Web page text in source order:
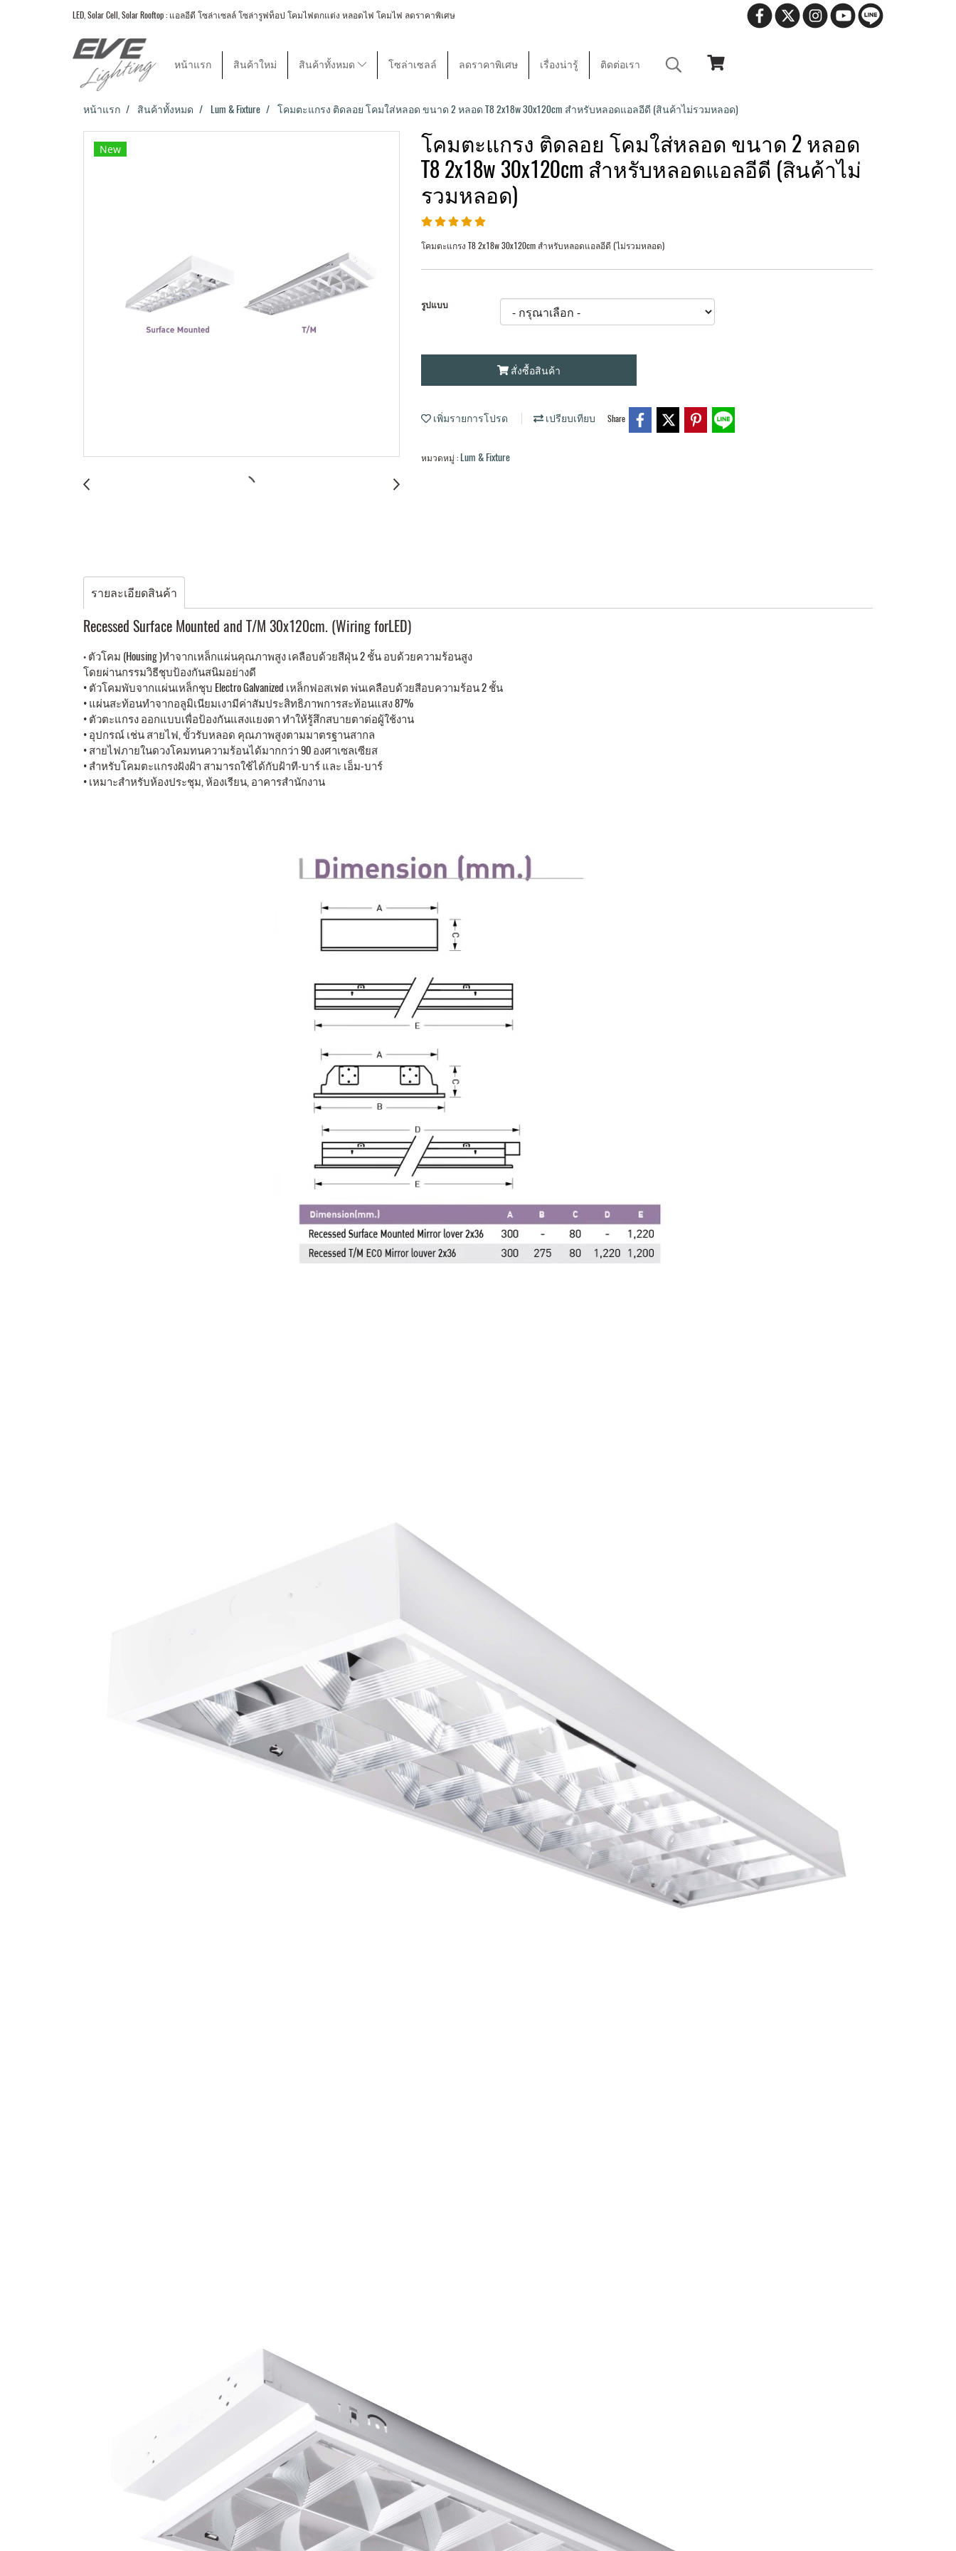
LED, Solar Cell, Solar Rooftop : แอลอีดี โซล่าเซลล์ โซล่ารูฟท็อป โคมไฟตกแต่ง หลอดไฟ โคมไฟ ลดราคาพิเศษ
หน้าแรก สินค้าใหม่ สินค้าทั้งหมด โซล่าเซลล์ ลดราคาพิเศษ เรื่องน่ารู้ ติดต่อเรา
หน้าแรก สินค้าทั้งหมด Lum & Fixture โคมตะแกรง ติดลอย โคมใส่หลอด ขนาด 2 หลอด T8 2x18w 30x120cm สำหรับหลอดแอลอีดี (สินค้าไม่รวมหลอด)
New
โคมตะแกรง ติดลอย โคมใส่หลอด ขนาด 2 หลอด
T8 2x18w 30x120cm สำหรับหลอดแอลอีดี (สินค้าไม่
รวมหลอด)
โคมตะแกรง T8 2x18w 30x120cm สำหรับหลอดแอลอีดี (ไม่รวมหลอด)
รูปแบบ
สั่งซื้อสินค้า
เพิ่มรายการโปรด เปรียบเทียบ Share
หมวดหมู่ : Lum & Fixture
รายละเอียดสินค้า
Recessed Surface Mounted and T/M 30x120cm. (Wiring forLED)
• ตัวโคม (Housing )ทำจากเหล็กแผ่นคุณภาพสูง เคลือบด้วยสีฝุ่น 2 ชั้น อบด้วยความร้อนสูง
โดยผ่านกรรมวิธีชุบป้องกันสนิมอย่างดี
• ตัวโคมพับจากแผ่นเหล็กชุบ Electro Galvanized เหล็กฟอสเฟต พ่นเคลือบด้วยสีอบความร้อน 2 ชั้น
• แผ่นสะท้อนทำจากอลูมิเนียมเงามีค่าสัมประสิทธิภาพการสะท้อนแสง 87%
• ตัวตะแกรง ออกแบบเพื่อป้องกันแสงแยงตา ทำให้รู้สึกสบายตาต่อผู้ใช้งาน
• อุปกรณ์ เช่น สายไฟ, ขั้วรับหลอด คุณภาพสูงตามมาตรฐานสากล
• สายไฟภายในดวงโคมทนความร้อนได้มากกว่า 90 องศาเซลเซียส
• สำหรับโคมตะแกรงฝังฝ้า สามารถใช้ได้กับฝ้าที-บาร์ และ เอ็ม-บาร์
• เหมาะสำหรับห้องประชุม, ห้องเรียน, อาคารสำนักงาน